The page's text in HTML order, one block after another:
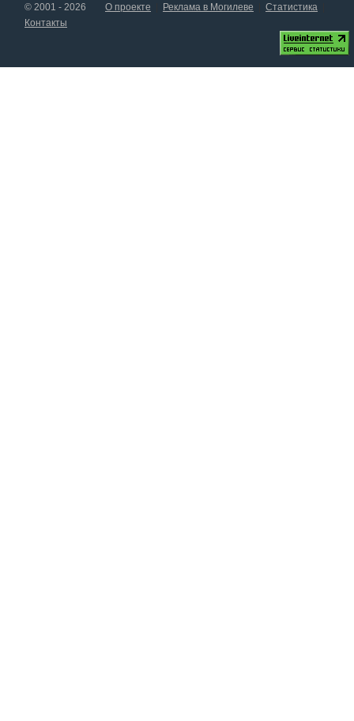
© 2001 - 2026 О проекте Реклама в Могилеве
Статистика
Контакты